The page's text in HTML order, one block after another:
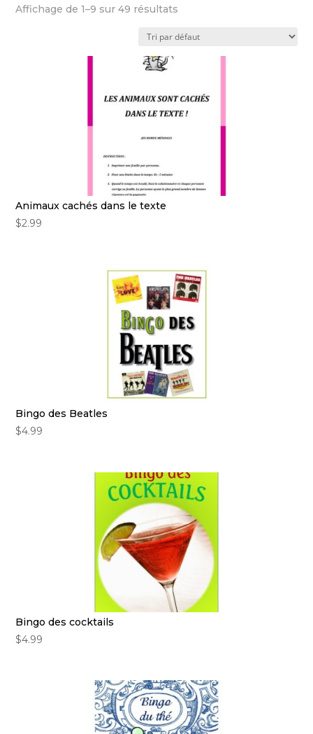
Affichage de 1–9 sur 49 résultats
Animaux cachés dans le texte
$2.99
Bingo des Beatles
$4.99
Bingo des cocktails
$4.99